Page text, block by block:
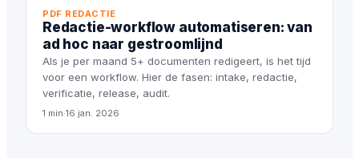
PDF REDACTIE
Redactie-workflow automatiseren: van
ad hoc naar gestroomlijnd
Als je per maand 5+ documenten redigeert, is het tijd
voor een workflow. Hier de fasen: intake, redactie,
verificatie, release, audit.
1 min·16 jan. 2026